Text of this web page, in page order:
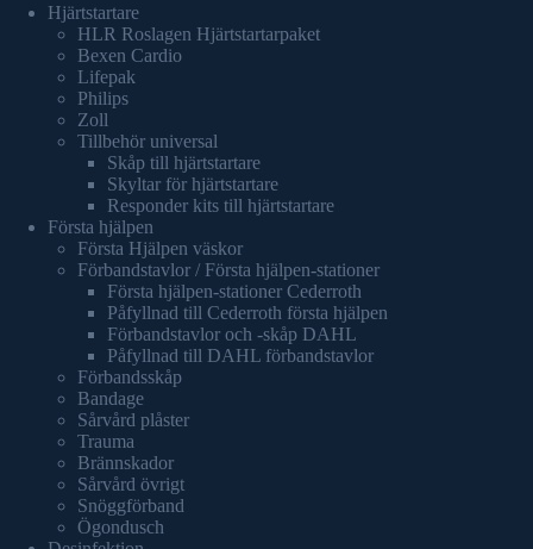
Hjärtstartare
HLR Roslagen Hjärtstartarpaket
Bexen Cardio
Lifepak
Philips
Zoll
Tillbehör universal
Skåp till hjärtstartare
Skyltar för hjärtstartare
Responder kits till hjärtstartare
Första hjälpen
Första Hjälpen väskor
Förbandstavlor / Första hjälpen-stationer
Första hjälpen-stationer Cederroth
Påfyllnad till Cederroth första hjälpen
Förbandstavlor och -skåp DAHL
Påfyllnad till DAHL förbandstavlor
Förbandsskåp
Bandage
Sårvård plåster
Trauma
Brännskador
Sårvård övrigt
Snöggförband
Ögondusch